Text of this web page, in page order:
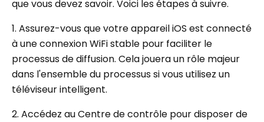
que vous devez savoir. Voici les étapes à suivre.
1. Assurez-vous que votre appareil iOS est connecté
à une connexion WiFi stable pour faciliter le
processus de diffusion. Cela jouera un rôle majeur
dans l'ensemble du processus si vous utilisez un
téléviseur intelligent.
2. Accédez au Centre de contrôle pour disposer de